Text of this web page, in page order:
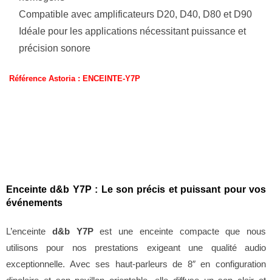
Compatible avec amplificateurs D20, D40, D80 et D90
Idéale pour les applications nécessitant puissance et
précision sonore
Référence Astoria : ENCEINTE-Y7P
Enceinte d&b Y7P : Le son précis et puissant pour vos
événements
L’enceinte d&b Y7Pest une enceinte compacte que nous
utilisons pour nos prestations exigeant une qualité audio
exceptionnelle. Avec ses haut-parleurs de 8″ en configuration